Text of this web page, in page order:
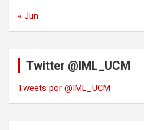
« Jun
Twitter @IML_UCM
Tweets por @IML_UCM